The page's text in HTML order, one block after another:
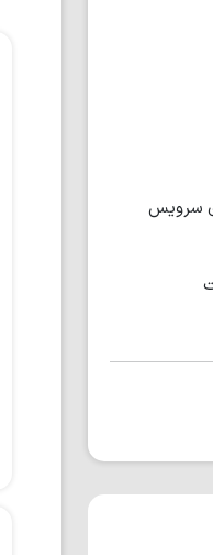
مستردار و کمددیواری سرویس